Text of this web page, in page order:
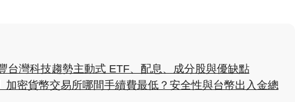
台灣科技趨勢主動式 ETF、配息、成分股與優缺點
加密貨幣交易所哪間手續費最低？安全性與台幣出入金總